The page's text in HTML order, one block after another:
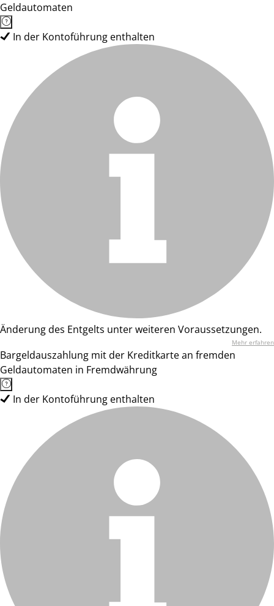
Geldautomaten
In der Kontoführung enthalten
Änderung des Entgelts unter weiteren Voraussetzungen.
Mehr erfahren
Bargeldauszahlung mit der Kreditkarte an fremden
Geldautomaten in Fremdwährung
In der Kontoführung enthalten